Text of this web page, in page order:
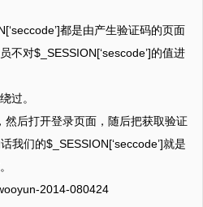
都是由产生验证码的页面
不对$_SESSION[‘sescode’]的值进
过。
后打开登录页面，随后把获取验证
我们的$_SESSION[‘seccode’]就是
2014-080424